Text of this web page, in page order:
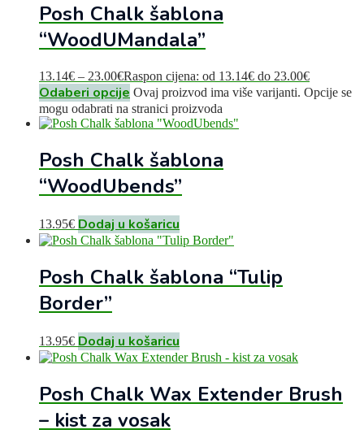
Posh Chalk šablona
“WoodUMandala”
13.14€ – 23.00€Raspon cijena: od 13.14€ do 23.00€
Odaberi opcije Ovaj proizvod ima više varijanti. Opcije se
mogu odabrati na stranici proizvoda
Posh Chalk šablona
“WoodUbends”
13.95€ Dodaj u košaricu
Posh Chalk šablona “Tulip
Border”
13.95€ Dodaj u košaricu
Posh Chalk Wax Extender Brush
– kist za vosak